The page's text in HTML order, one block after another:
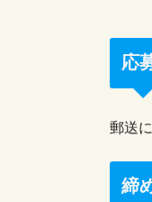
応
郵送
締